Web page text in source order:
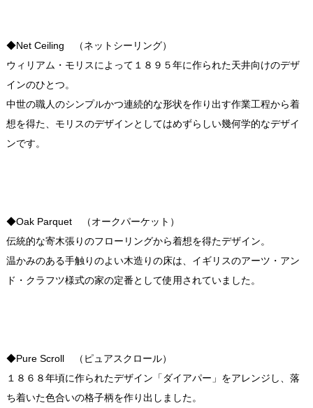
◆Net Ceiling （ネットシーリング）
ウィリアム・モリスによって１８９５年に作られた天井向けのデザ
インのひとつ。
中世の職人のシンプルかつ連続的な形状を作り出す作業工程から着
想を得た、モリスのデザインとしてはめずらしい幾何学的なデザイ
ンです。
◆Oak Parquet （オークパーケット）
伝統的な寄木張りのフローリングから着想を得たデザイン。
温かみのある手触りのよい木造りの床は、イギリスのアーツ・アン
ド・クラフツ様式の家の定番として使用されていました。
◆Pure Scroll （ピュアスクロール）
１８６８年頃に作られたデザイン「ダイアパー」をアレンジし、落
ち着いた色合いの格子柄を作り出しました。